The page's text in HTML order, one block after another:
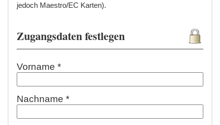
jedoch Maestro/EC Karten).
Zugangsdaten festlegen
Vorname *
Nachname *